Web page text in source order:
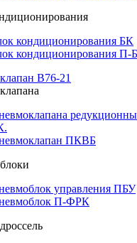
кондиционирования БК
кондиционирования П-
В76-21
ПКВБ
управления ПБУ
П-ФРК